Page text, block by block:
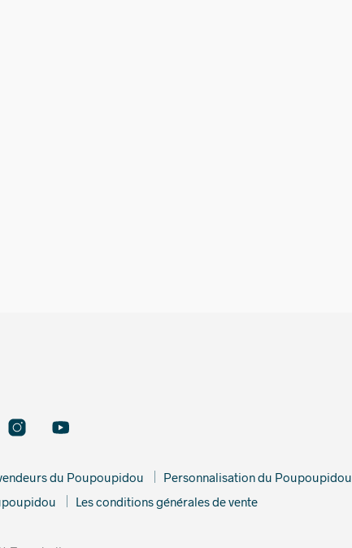
du Poupoupidou Personnalisation du Poupoupidou
Les conditions générales de vente